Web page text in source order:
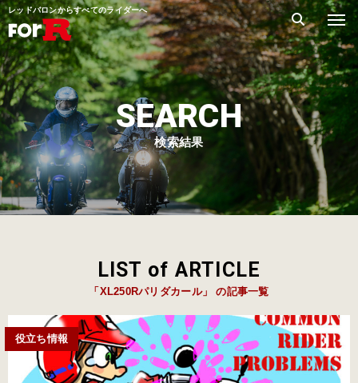
レッドバロンからすべてのライダーへ
SEARCH
検索結果
LIST of ARTICLE
「XL250Rパリダカール」 の記事一覧
役立ち情報